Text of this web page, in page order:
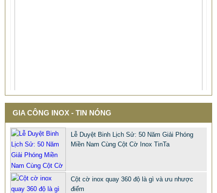
MẪU XE ĐẨY INOX ĐẸP GIÁ RẺ - XE ĐẨY HÀNH LÝ SÂN
GIA CÔNG INOX - TIN NÓNG
Lễ Duyệt Binh Lịch Sử: 50 Năm Giải Phóng
Miền Nam Cùng Cột Cờ Inox TinTa
Cột cờ inox quay 360 độ là gì và ưu nhược
điểm